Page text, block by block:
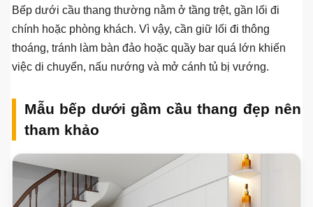
Bếp dưới cầu thang thường nằm ở tầng trệt, gần lối đi
chính hoặc phòng khách. Vì vậy, cần giữ lối đi thông
thoáng, tránh làm bàn đảo hoặc quầy bar quá lớn khiến
việc di chuyển, nấu nướng và mở cánh tủ bị vướng.
Mẫu bếp dưới gầm cầu thang đẹp nên
tham khảo